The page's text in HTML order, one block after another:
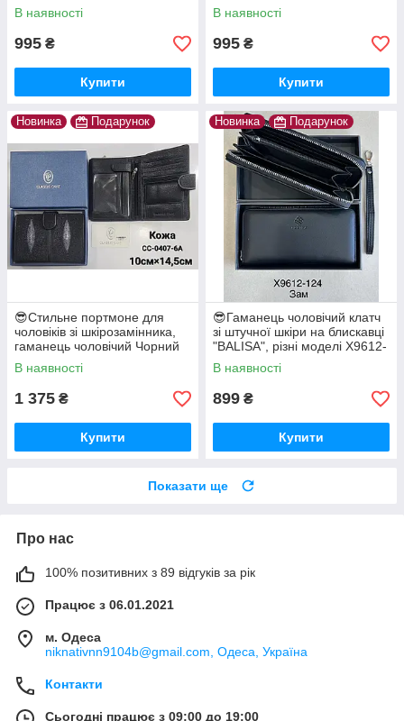
В наявності
995 ₴
Купити
В наявності
995 ₴
Купити
Новинка Подарунок
😎Стильне портмоне для
чоловіків зі шкірозамінника,
гаманець чоловічий Чорний
CC-0407-6A
В наявності
1 375 ₴
Купити
Новинка Подарунок
😎Гаманець чоловічий клатч
зі штучної шкіри на блискавці
"BALISA", різні моделі X9612-
124
В наявності
899 ₴
Купити
Показати ще
Про нас
100% позитивних з 89 відгуків за рік
Працює з 06.01.2021
м. Одеса
niknativnn9104b@gmail.com, Одеса, Україна
Контакти
Сьогодні працює з 09:00 до 19:00